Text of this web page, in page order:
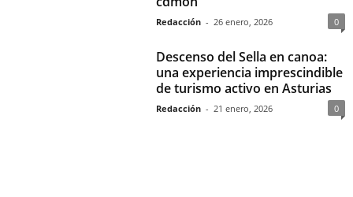
Redacción - 26 enero, 2026 0
Descenso del Sella en canoa:
una experiencia imprescindible
de turismo activo en Asturias
Redacción - 21 enero, 2026 0